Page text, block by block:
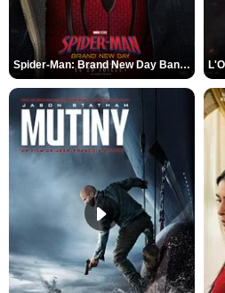
Spider-Man: Brand New Day Bande-annonce VO STFR